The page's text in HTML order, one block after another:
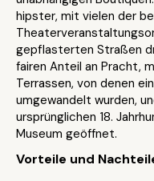
hipster, mit vielen der
gepflasterten Straßen
fairen Anteil an Pracht,
Terrassen, von denen
umgewandelt wurden,
ursprünglichen 18.
Museum geöffnet.
Vorteile und